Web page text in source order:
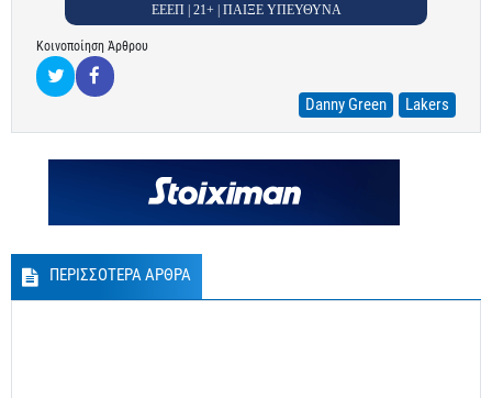
ΕΕΕΠ | 21+ | ΠΑΙΞΕ ΥΠΕΥΘΥΝΑ
Κοινοποίηση Άρθρου
Danny Green Lakers
ΠΕΡΙΣΣΟΤΕΡΑ ΑΡΘΡΑ